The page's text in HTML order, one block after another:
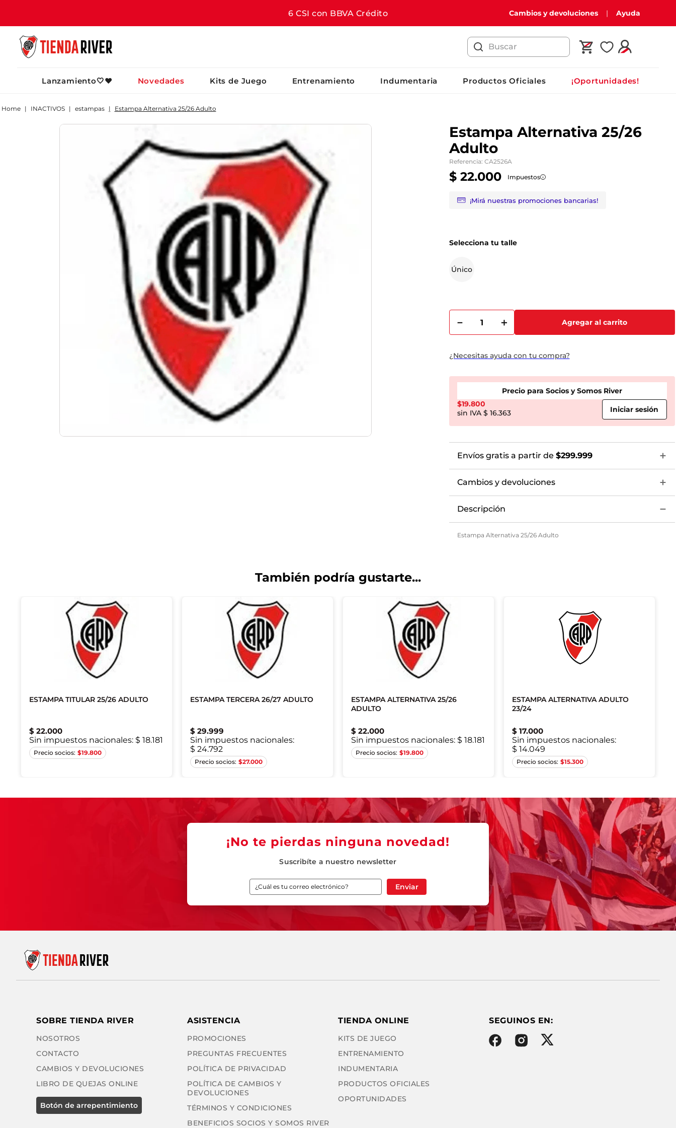
6 CSI con BBVA Crédito Cambios y devoluciones Ayuda
Buscar
Lanzamiento🤍❤️ Novedades Kits de Juego Entrenamiento Indumentaria Productos Oficiales ¡Oportunidades!
INACTIVOS estampas Estampa Alternativa 25/26 Adulto
Estampa Alternativa 25/26
Adulto
Referencia: CA2526A
$ 22.000 Impuestos
¡Mirá nuestras promociones bancarias!
Selecciona tu talle
Único
＋
－ Agregar al carrito
¿Necesitas ayuda con tu compra?
Precio para Socios y Somos River
$19.800
$ 16.363
Envíos gratis a partir de $299.999
Cambios y devoluciones
Descripción
Estampa Alternativa 25/26 Adulto
También podría gustarte...
ESTAMPA TITULAR 25/26 ADULTO
$ 22.000
Sin impuestos nacionales: $ 18.181
$19.800
Único Único Único
Único Único Único
Único
ESTAMPA TERCERA 26/27 ADULTO
$ 29.999
Sin impuestos nacionales:
$ 24.792
$27.000
Único Único Único
Único Único Único
ESTAMPA ALTERNATIVA 25/26
ADULTO
$ 22.000
Sin impuestos nacionales: $ 18.181
$19.800
Único Único Único
Único Único Único
Único
ESTAMPA ALTERNATIVA ADULTO
23/24
$ 17.000
Sin impuestos nacionales:
$ 14.049
$15.300
Único
Único Único
¡No te pierdas ninguna novedad!
Suscribíte a nuestro newsletter
Enviar
SOBRE TIENDA RIVER
NOSOTROS
CONTACTO
CAMBIOS Y DEVOLUCIONES
LIBRO DE QUEJAS ONLINE
ASISTENCIA
PROMOCIONES
PREGUNTAS FRECUENTES
POLÍTICA DE PRIVACIDAD
POLÍTICA DE CAMBIOS Y
DEVOLUCIONES
TÉRMINOS Y CONDICIONES
BENEFICIOS SOCIOS Y SOMOS RIVER
TIENDA ONLINE
KITS DE JUEGO
ENTRENAMIENTO
INDUMENTARIA
PRODUCTOS OFICIALES
OPORTUNIDADES
SEGUINOS EN
1.
camiseta
5.
buzo
pantalon
camiseta river
bolso
9
river
10. aniversario